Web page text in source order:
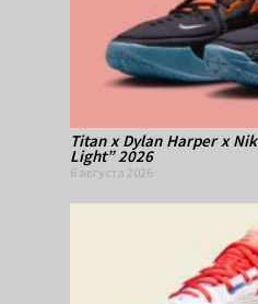
Titan x Dylan Harper x
Light” 2026
6 августа 2026